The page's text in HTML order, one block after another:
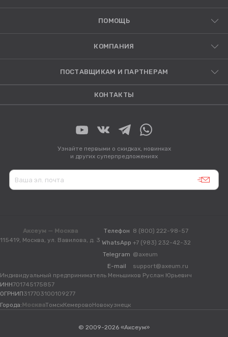
ПОМОЩЬ
КОМПАНИЯ
ПОСТАВЩИКАМ И ПАРТНЕРАМ
КОНТАКТЫ
Узнайте первыми о скидках, новинках
и других суперпредложениях
Аксеум — Москва
115419, Москва, ул. Вавилова, д. 3
Телефон 8 (800) 222-98-57
WhatsApp +7 (983) 232-42-32
Telegram @axeum
E-mail
support@axeum.ru
Индивидуальный предприниматель Меньшиков Руслан Юрьевич
ИНН701745175857
ОГРНИП317703100109277
Города: МоскваТомскКемеровоНовокузнецк
© 2009-2026 «Аксеум»